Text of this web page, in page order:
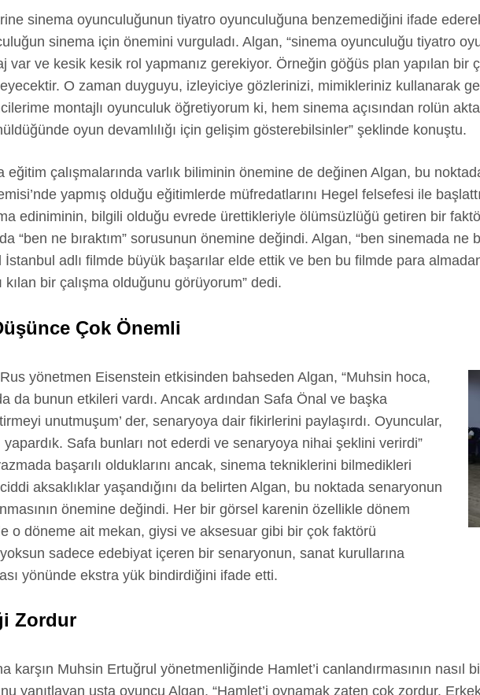
sinema oyunculuğunun tiyatro oyunculuğuna benzemediğini ifade
sinema için önemini vurguladı. Algan, “sinema oyunculuğu tiyatro
var ve kesik kesik rol yapmanız gerekiyor. Örneğin göğüs plan yapılan
O zaman duyguyu, izleyiciye gözlerinizi, mimikleriniz kullanarak
montajlı oyunculuk öğretiyorum ki, hem sinema açısından rolün
oyun devamlılığı için gelişim gösterebilsinler” şeklinde konuştu.
eğitim çalışmalarında varlık biliminin önemine de değinen Algan, bu
yapmış olduğu eğitimlerde müfredatlarını Hegel felsefesi ile
ediniminin, bilgili olduğu evrede ürettikleriyle ölümsüzlüğü getiren bir
“ben ne bıraktım” sorusunun önemine değindi. Algan, “ben sinemada ne
İstanbul adlı filmde büyük başarılar elde ettik ve ben bu filmde para
kılan bir çalışma olduğunu görüyorum” dedi.
Çok Önemli
yönetmen Eisenstein etkisinden bahseden Algan, “Muhsin hoca,
da bunun etkileri vardı. Ancak ardından Safa Önal ve başka
unutmuşum’ der, senaryoya dair fikirlerini paylaşırdı. Oyuncular,
yapardık. Safa bunları not ederdi ve senaryoya nihai şeklini verirdi”
başarılı olduklarını ancak, sinema tekniklerini bilmedikleri
aksaklıklar yaşandığını da belirten Algan, bu noktada senaryonun
önemine değindi. Her bir görsel karenin özellikle dönem
o döneme ait mekan, giysi ve aksesuar gibi bir çok faktörü
sadece edebiyat içeren bir senaryonun, sanat kurullarına
yönünde ekstra yük bindirdiğini ifade etti.
Zordur
karşın Muhsin Ertuğrul yönetmenliğinde Hamlet’i canlandırmasının nasıl
yanıtlayan usta oyuncu Algan, “Hamlet’i oynamak zaten çok zordur.